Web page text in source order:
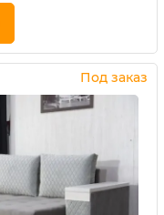
Под заказ